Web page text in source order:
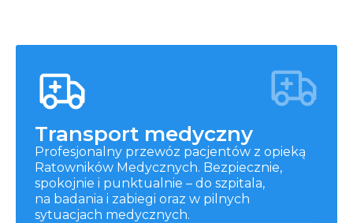
Transport medyczny
Profesjonalny przewóz pacjentów z opieką
Ratowników Medycznych. Bezpiecznie,
spokojnie i punktualnie – do szpitala,
na badania i zabiegi oraz w pilnych
sytuacjach medycznych.